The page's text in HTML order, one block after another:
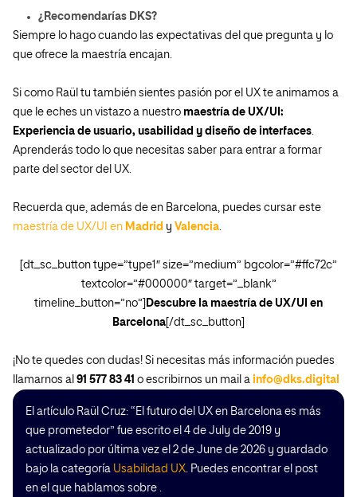
¿Recomendarías DKS?
Siempre lo hago cuando las expectativas del que pregunta y lo
que ofrece la maestría encajan.
Si como Raül tu también sientes pasión por el UX te animamos a
que le eches un vistazo a nuestro maestría de UX/UI:
Experiencia de usuario, usabilidad y diseño de interfaces.
Aprenderás todo lo que necesitas saber para entrar a formar
parte del sector del UX.
Recuerda que, además de en Barcelona, puedes cursar este
maestría de UX/UI en Madrid y Valencia.
[dt_sc_button type=”type1″ size=”medium” bgcolor=”#ffc72c”
textcolor=”#000000″ target=”_blank”
timeline_button=”no”] Descubre la maestría de UX/UI en
Barcelona [/dt_sc_button]
¡No te quedes con dudas! Si necesitas más información puedes
llamarnos al 91 577 83 41 o escribirnos un mail a info@dks.digital
El artículo Raül Cruz: “El futuro del UX en Barcelona es más
que prometedor” fue escrito el 4 de July de 2019 y
actualizado por última vez el 2 de June de 2026 y guardado
bajo la categoría Usabilidad UX. Puedes encontrar el post
en el que hablamos sobre .